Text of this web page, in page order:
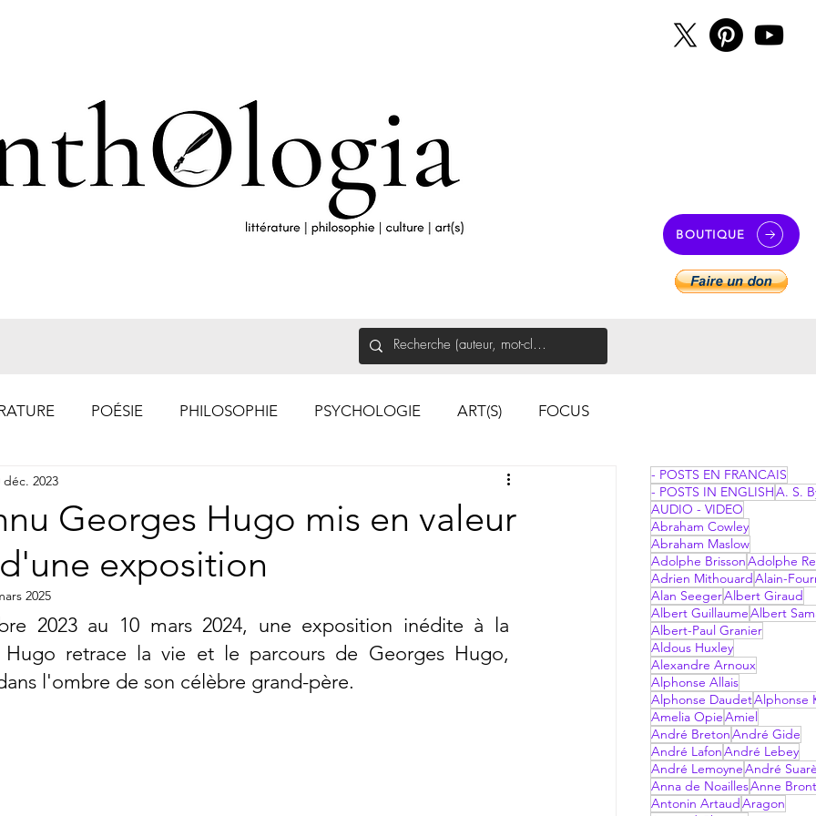
BOUTIQUE
POÉSIE PHILOSOPHIE PSYCHOLOGIE ART(S) FOCUS
CHOSES VUES (Photographies)
Georges Hugo mis en valeur
exposition
déc. 2023
2025
2023 au 10 mars 2024, une exposition inédite à la
Hugo retrace la vie et le parcours de Georges Hugo,
l'ombre de son célèbre grand-père.
- POSTS EN FRANCAIS
- POSTS IN ENGLISHA. S.
AUDIO - VIDEO
Abraham Cowley
Abraham Maslow
Adolphe BrissonAdolphe
Adrien Mithouard Alain-
Alan SeegerAlbert Giraud
Albert GuillaumeAlbert
Albert-Paul Granier
Aldous Huxley
Alexandre Arnoux
Alphonse Allais
Alphonse DaudetAlphonse
Amelia OpieAmiel
André BretonAndré Gide
André LafonAndré Lebey
André LemoyneAndré
Anna de NoaillesAnne
Antonin Artaud Aragon